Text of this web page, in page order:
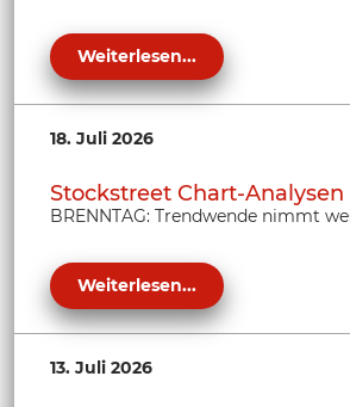
Weiterlesen...
18. Juli 2026
Stockstreet Chart-Analysen
BRENNTAG: Trendwende nimmt
Weiterlesen...
13. Juli 2026